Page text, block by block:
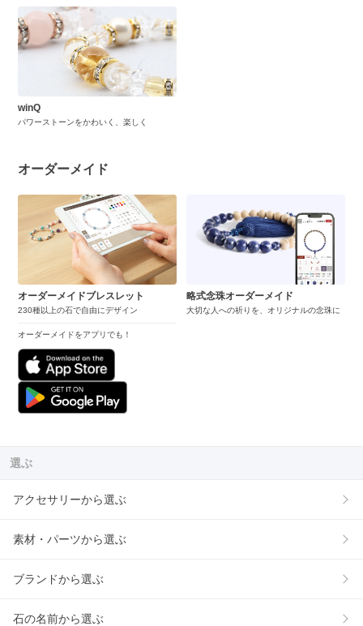
winQ
パワーストーンをかわいく、楽しく
オーダーメイド
オーダーメイドブレスレット
230種以上の石で自由にデザイン
オーダーメイドをアプリでも！
略式念珠オーダーメイド
大切な人への祈りを、オリジナルの念珠に
選ぶ
アクセサリーから選ぶ
素材・パーツから選ぶ
ブランドから選ぶ
石の名前から選ぶ